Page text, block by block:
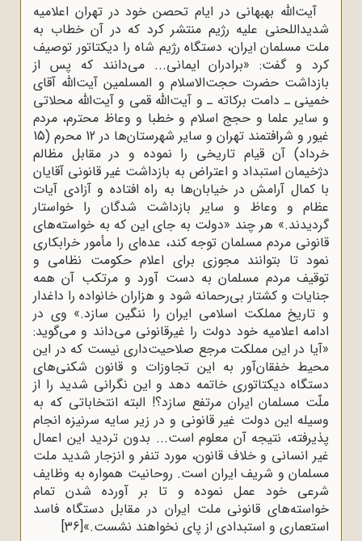
آیت‌الله بهبهانی در ایام تحصن خود در تهران اعلامیه
شدیداللحنی علیه رژیم منتشر کرد که در آن خطاب به
ملت مسلمان ایران، دستگاه رژیم شاه را دیکتاتور توصیف
کرد و گفت: «برادران ایمانى... مى‌دانند که پس از
بازداشت حضرت حجت‌الاسلام و المسلمین آیت‌الله آقاى
خمینى ـ دامت برکاته ـ و آیت‌الله قمى و آیت‌الله محلاتى
و سایر علما و حجج اسلام و خطبا و وعاظ محترم، مردم
غیور و شرافتمند تهران و سایر شهرستان‌ها در 12 محرم (15
خرداد) آن قیام تاریخى را نموده و در مقابل مظالم
دژخیمان استبداد و اعتراض به بازداشت غیر قانونى آقایان
با کمال آرامش در خیابان‌ها به راه افتاده و آزادى آیات
عظام و وعاظ و سایر بازداشت شدگان را خواستار
گردیدند.» هر چند «دولت به جاى این که به خواسته‌هاى
قانونى مردم مسلمان توجه کند، عده‌اى را مأمور خرابکارى
نمود تا بتوانند مجوزى براى اعلام حکومت نظامى و
توقیف مردم مسلمان به دست آورد و مرتکب آن همه
جنایات و کشتار بى‌رحمانه شود و هزاران خانواده را داغدار
و تاریخ مملکت اسلامى ایران را ننگین سازد.» وی در
ادامه اعلامیه خود دولت را غیرقانونی می‌داند و می‌گوید:
«آیا در این مملکت مرجع صلاحیت‌دارى نیست که در این
محیط خفقان‌آور به این تجاوزات و قانون شکنى‌هاى
دستگاه دیکتاتورى خاتمه دهد و این نگرانى شدید را از
ملّت مسلمان ایران مرتفع سازد؟! البته انتخاباتى که به
وسیله این دولت غیر قانونى و در زیر سایه سرنیزه انجام
پذیرفته، نتیجه آن معلوم است... بدون تردید این اعمال
غیر انسانى و خلاف قانون، مورد تنفر و انزجار شدید ملت
مسلمان و شریف ایران است. روحانیت همواره به وظایف
شرعى خود عمل نموده و تا بر آورده شدن تمام
خواسته‌هاى قانونى ملت ایران در مقابل دستگاه فاسد
استعمارى و استبدادى از پاى نخواهند نشست.»[36]